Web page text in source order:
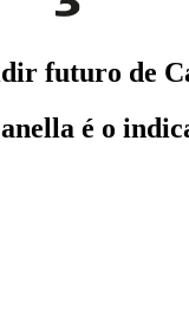
futuro de
é o